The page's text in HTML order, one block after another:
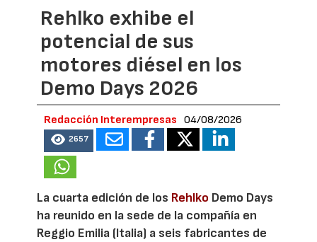
Rehlko exhibe el
potencial de sus
motores diésel en los
Demo Days 2026
Redacción Interempresas 04/08/2026
2657
La cuarta edición de los Rehlko Demo Days
ha reunido en la sede de la compañía en
Reggio Emilia (Italia) a seis fabricantes de